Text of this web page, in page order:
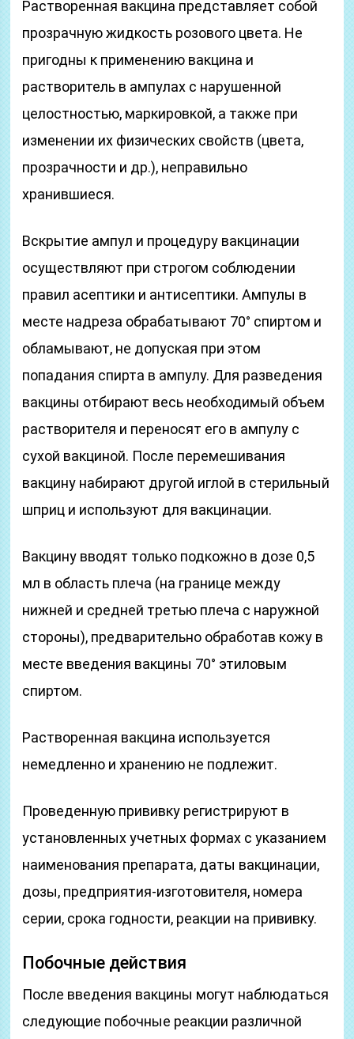
Растворенная вакцина представляет собой
прозрачную жидкость розового цвета. Не
пригодны к применению вакцина и
растворитель в ампулах с нарушенной
целостностью, маркировкой, а также при
изменении их физических свойств (цвета,
прозрачности и др.), неправильно
хранившиеся.
Вскрытие ампул и процедуру вакцинации
осуществляют при строгом соблюдении
правил асептики и антисептики. Ампулы в
месте надреза обрабатывают 70° спиртом и
обламывают, не допуская при этом
попадания спирта в ампулу. Для разведения
вакцины отбирают весь необходимый объем
растворителя и переносят его в ампулу с
сухой вакциной. После перемешивания
вакцину набирают другой иглой в стерильный
шприц и используют для вакцинации.
Вакцину вводят только подкожно в дозе 0,5
мл в область плеча (на границе между
нижней и средней третью плеча с наружной
стороны), предварительно обработав кожу в
месте введения вакцины 70° этиловым
спиртом.
Растворенная вакцина используется
немедленно и хранению не подлежит.
Проведенную прививку регистрируют в
установленных учетных формах с указанием
наименования препарата, даты вакцинации,
дозы, предприятия-изготовителя, номера
серии, срока годности, реакции на прививку.
Побочные действия
После введения вакцины могут наблюдаться
следующие побочные реакции различной